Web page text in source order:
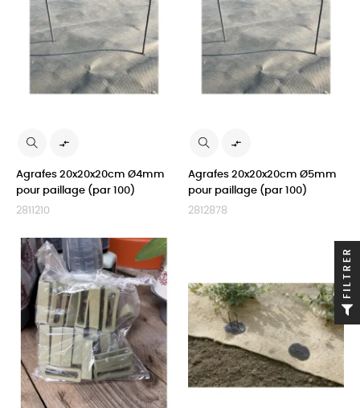

Agrafes 20x20x20cm Ø4mm
pour paillage (par 100)
2811210

Agrafes 20x20x20cm Ø5mm
pour paillage (par 100)
2812878
FILTRER